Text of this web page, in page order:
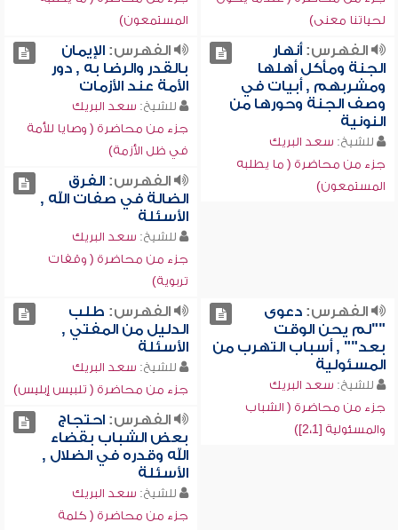
لحياتنا معنى)
المستمعون)
الفهرس:أنهار
الجنة ومأكل أهلها
ومشربهم , أبيات في
وصف الجنة وحورها من
النونية
للشيخ: سعد البريك
جزء من محاضرة ( ما يطلبه
المستمعون)
الفهرس:الإيمان
بالقدر والرضا به , دور
الأمة عند الأزمات
للشيخ: سعد البريك
جزء من محاضرة ( وصايا للأمة
في ظل الأزمة)
الفهرس:الفرق
الضالة في صفات الله ,
الأسئلة
للشيخ: سعد البريك
جزء من محاضرة ( وقفات
تربوية)
الفهرس:دعوى
""لم يحن الوقت
بعد"" , أسباب التهرب من
المسئولية
للشيخ: سعد البريك
جزء من محاضرة ( الشباب
والمسئولية [2،1])
الفهرس: طلب
الدليل من المفتي ,
الأسئلة
للشيخ: سعد البريك
جزء من محاضرة ( تلبيس إبليس)
الفهرس:احتجاج
بعض الشباب بقضاء
الله وقدره في الضلال ,
الأسئلة
للشيخ: سعد البريك
جزء من محاضرة ( كلمة